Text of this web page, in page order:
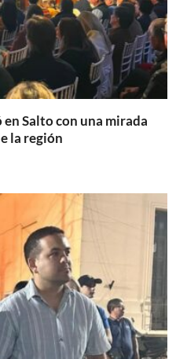
Salto con una mirada
la región